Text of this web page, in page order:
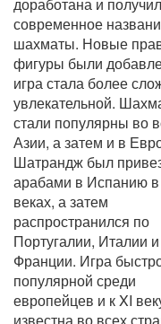
современное
шахматы. Новые
фигуры были
игра стала более
увлекательной.
стали популярны во
Азии, а затем и в
Шатрандж был
арабами в Испанию в
веках, а затем
распространился по
Португалии, Италии и
Франции. Игра
популярной среди
европейцев и к XI